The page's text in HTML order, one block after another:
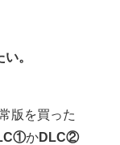
。
版を買った
かDLC②